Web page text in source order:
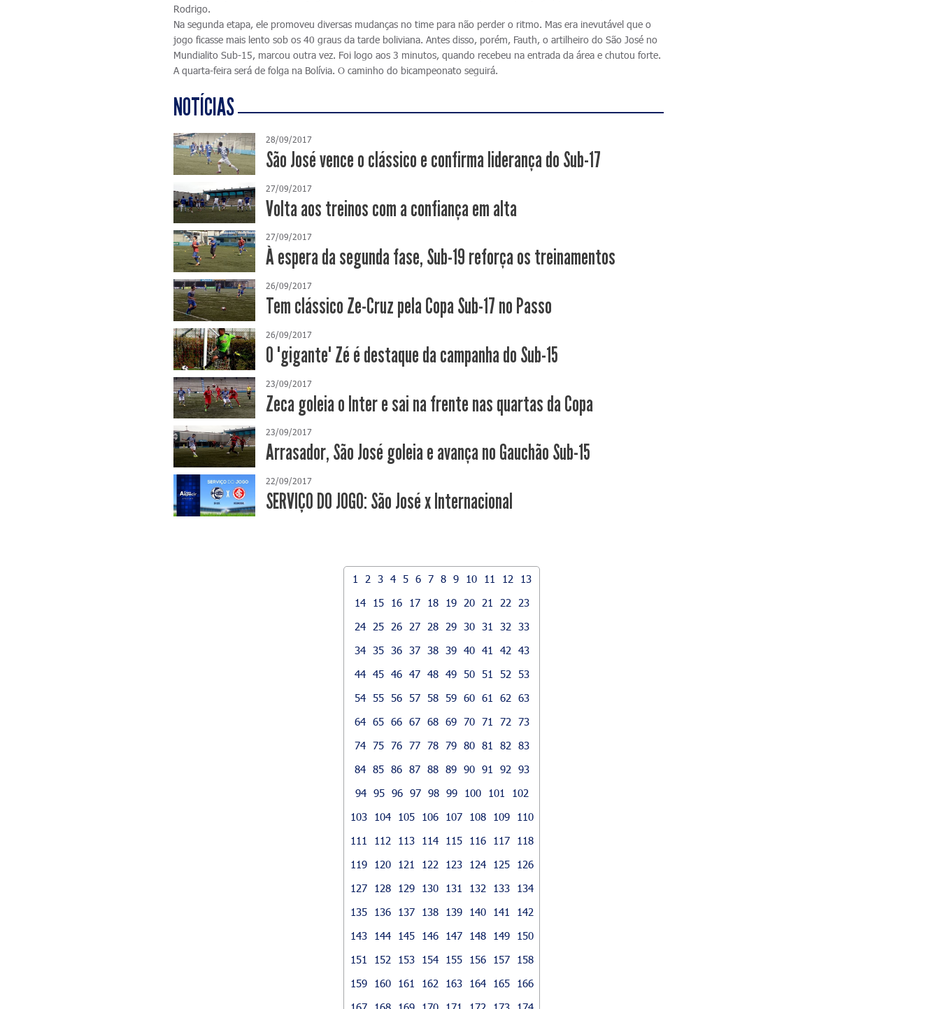
Rodrigo.
Na segunda etapa, ele promoveu diversas mudanças no time para não perder o ritmo. Mas era inevutável que o
jogo ficasse mais lento sob os 40 graus da tarde boliviana. Antes disso, porém, Fauth, o artilheiro do São José no
Mundialito Sub-15, marcou outra vez. Foi logo aos 3 minutos, quando recebeu na entrada da área e chutou forte.
A quarta-feira será de folga na Bolívia. O caminho do bicampeonato seguirá.
NOTÍCIAS
28/09/2017
São José vence o clássico e confirma liderança do Sub-17
27/09/2017
Volta aos treinos com a confiança em alta
27/09/2017
À espera da segunda fase, Sub-19 reforça os treinamentos
26/09/2017
Tem clássico Ze-Cruz pela Copa Sub-17 no Passo
26/09/2017
O "gigante" Zé é destaque da campanha do Sub-15
23/09/2017
Zeca goleia o Inter e sai na frente nas quartas da Copa
23/09/2017
Arrasador, São José goleia e avança no Gauchão Sub-15
22/09/2017
SERVIÇO DO JOGO: São José x Internacional
1 2 3 4 5 6 7 8 9 10 11 12
13
14
15 16 17 18 19 20 21 22
23
24
25 26 27 28 29 30 31 32
33
34 35 36 37 38 39 40 41 42
43
44 45 46 47 48 49 50 51 52
53
54 55 56 57 58 59 60 61 62
63
64 65 66 67 68 69 70 71 72
73
74 75 76 77 78 79 80 81 82
83
84 85 86 87 88 89 90 91 92
93
94 95 96 97 98 99 100 101
102
103
104 105 106 107 108 109
110
111
112 113 114 115 116 117
118
119
120 121 122 123 124 125
126
127
128 129 130 131 132 133
134
135
136 137 138 139 140 141
142
143
144 145 146 147 148 149
150
151
152 153 154 155 156 157
158
159
160 161 162 163 164 165
166